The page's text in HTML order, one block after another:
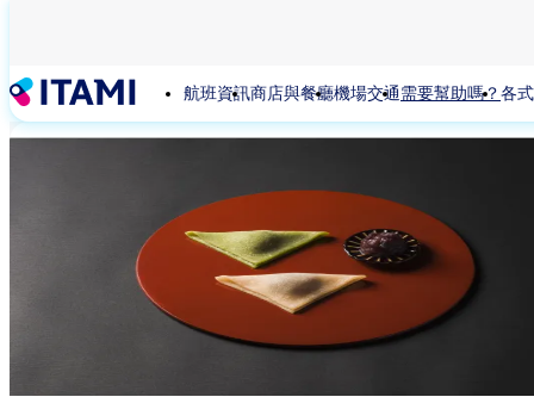
內
容
航班資訊商店與餐廳機場交通 需要幫助嗎？ 各